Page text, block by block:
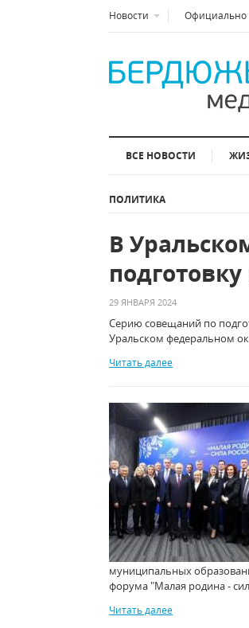
Новости Официально
ВСЕ НОВОСТИ
ПОЛИТИКА
В
29 ЯНВАРЯ 2024
Серию совещаний по
Уральском федеральном
Читать далее
муниципальных
форума "Малая родина -
Читать далее